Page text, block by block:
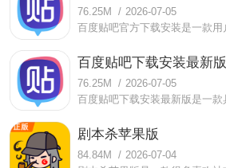
76.25M / 2026-07-05
百度贴吧下载安装最新版
76.25M / 2026-07-05
剧本杀苹果版
84.84M / 2026-07-04